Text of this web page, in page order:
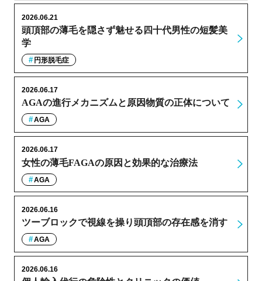
頭頂部の薄毛を隠さず魅せる四十代男性の短髪美
学
2026.06.21
円形脱毛症
AGAの進行メカニズムと原因物質の正体について
2026.06.17
AGA
女性の薄毛FAGAの原因と効果的な治療法
2026.06.17
AGA
ツーブロックで視線を操り頭頂部の存在感を消す
2026.06.16
AGA
2026.06.16